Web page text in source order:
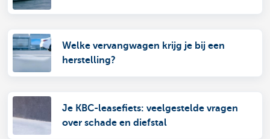
Welke vervangwagen krijg je bij een
herstelling?
Je KBC-leasefiets: veelgestelde vragen
over schade en diefstal